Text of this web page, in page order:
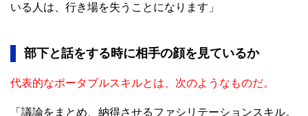
いる人は、行き場を失うことになります」
部下と話をする時に相手の顔を見ているか
代表的なポータブルスキルとは、次のようなものだ。
「議論をまとめ、納得させるファシリテーションスキル。